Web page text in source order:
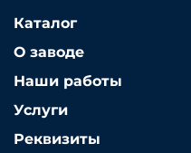
Каталог
О заводе
Наши работы
Услуги
Реквизиты